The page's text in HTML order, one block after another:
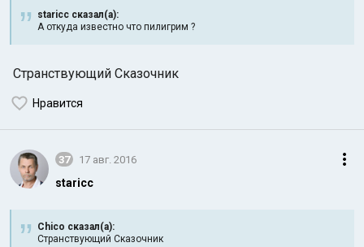
staricc сказал(а):
А откуда известно что пилигрим ?
Странствующий Сказочник
Нравится
37 17 авг. 2016
staricc
Chico сказал(а):
Странствующий Сказочник